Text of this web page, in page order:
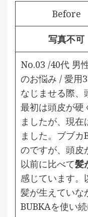
Before
写真不可
No.03 /40代 男
のお悩み / 愛用
なじませる際、
最初は頭皮が硬
ましたが、現在
ました。ブブカ
のですが、頭皮
以前に比べて髪
感じています。
髪が生えていな
BUBKAを使い